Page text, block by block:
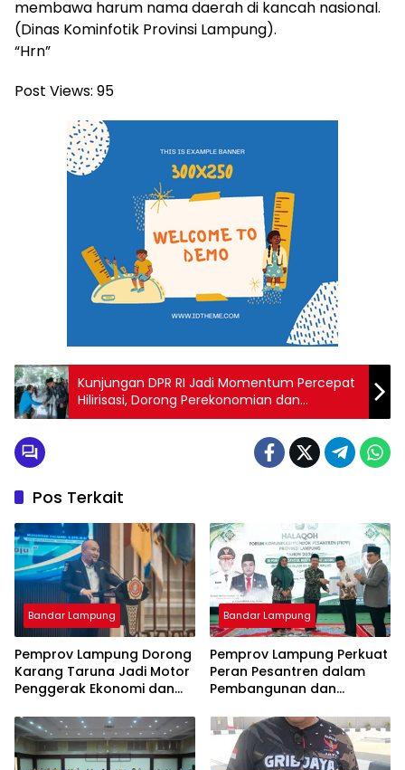
membawa harum nama daerah di kancah nasional.
(Dinas Kominfotik Provinsi Lampung).
“Hrn”
Post Views: 95
Kunjungan DPR RI Jadi Momentum Percepat
Hilirisasi, Dorong Perekonomian dan
Pengembangan Pariwisata Lampung
Pos Terkait
Bandar Lampung
Pemprov Lampung Dorong
Karang Taruna Jadi Motor
Penggerak Ekonomi dan
Bandar Lampung
Pemprov Lampung Perkuat
Peran Pesantren dalam
Pembangunan dan